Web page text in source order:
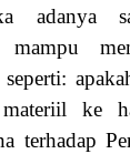
adanya
seperti:
ke
terhadap